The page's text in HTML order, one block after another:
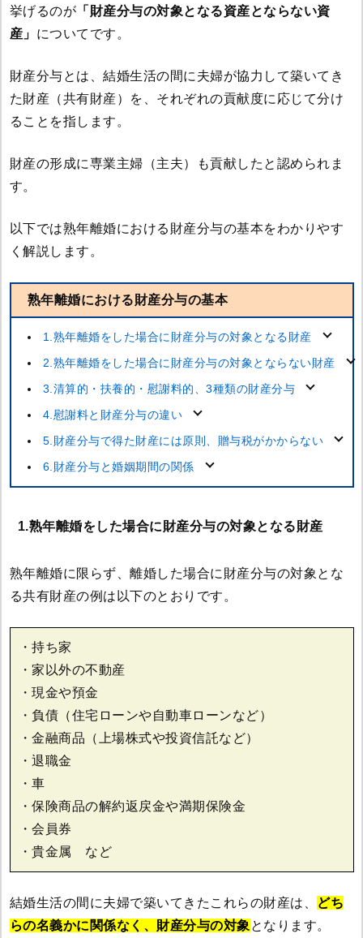
挙げるのが 「財産分与の対象となる資産とならない資
産」 についてです。
財産分与とは、結婚生活の間に夫婦が協力して築いてき
た財産（共有財産）を、それぞれの貢献度に応じて分け
ることを指します。
財産の形成に専業主婦（主夫）も貢献したと認められま
す。
以下では熟年離婚における財産分与の基本をわかりやす
く解説します。
熟年離婚における財産分与の基本
1.熟年離婚をした場合に財産分与の対象となる財産
2.熟年離婚をした場合に財産分与の対象とならない財産
3.清算的・扶養的・慰謝料的、3種類の財産分与
4.慰謝料と財産分与の違い
5.財産分与で得た財産には原則、贈与税がかからない
6.財産分与と婚姻期間の関係
1.熟年離婚をした場合に財産分与の対象となる財産
熟年離婚に限らず、離婚した場合に財産分与の対象とな
る共有財産の例は以下のとおりです。
・持ち家
・家以外の不動産
・現金や預金
・負債（住宅ローンや自動車ローンなど）
・金融商品（上場株式や投資信託など）
・退職金
・車
・保険商品の解約返戻金や満期保険金
・会員券
・貴金属 など
結婚生活の間に夫婦で築いてきたこれらの財産は、
どち
らの名義かに関係なく、財産分与の対象 となります。